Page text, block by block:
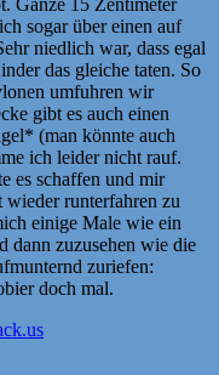
sogar über einen auf
niedlich war, dass egal
das gleiche taten. So
umfuhren wir
gibt es auch einen
(man könnte auch
ich leider nicht rauf.
es schaffen und mir
wieder runterfahren zu
einige Male wie ein
dann zuzusehen wie die
zuriefen:
doch mal.